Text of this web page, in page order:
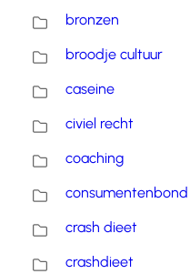
bronzen
broodje cultuur
caseine
civiel recht
coaching
consumentenbond
crash dieet
crashdieet